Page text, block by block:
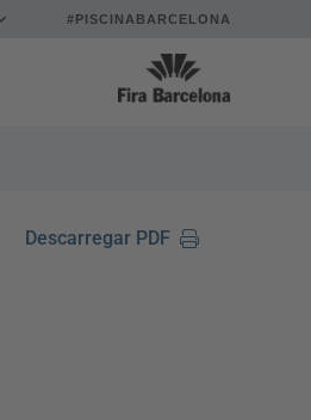
#PISCINABARCELONA
Descarregar PDF